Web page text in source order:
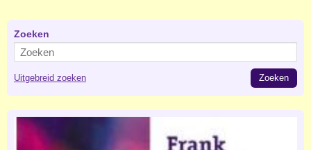
AUTEUR/SOORT
BESTELLEN
Zoeken
Uitgebreid zoeken